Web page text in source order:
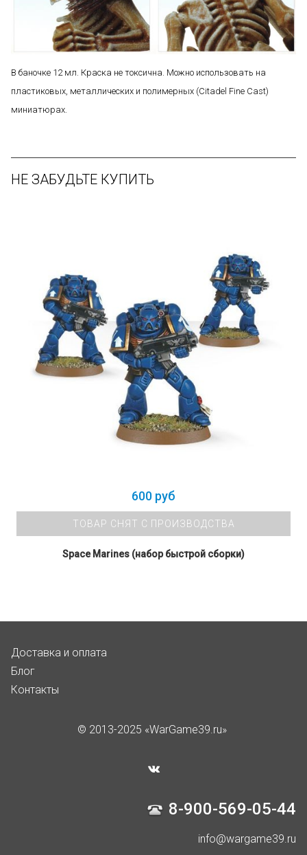
В баночке 12 мл. Краска не токсична. Можно использовать на
пластиковых, металлических и полимерных (Citadel Fine Cast)
миниатюрах.
НЕ ЗАБУДЬТЕ КУПИТЬ
600 руб
ТОВАР СНЯТ С ПРОИЗВОДСТВА
Space Marines (набор быстрой сборки)
Доставка и оплата
Блог
Контакты
© 2013-2025 «WarGame39.ru»
8-900-569-05-44
info@wargame39.ru